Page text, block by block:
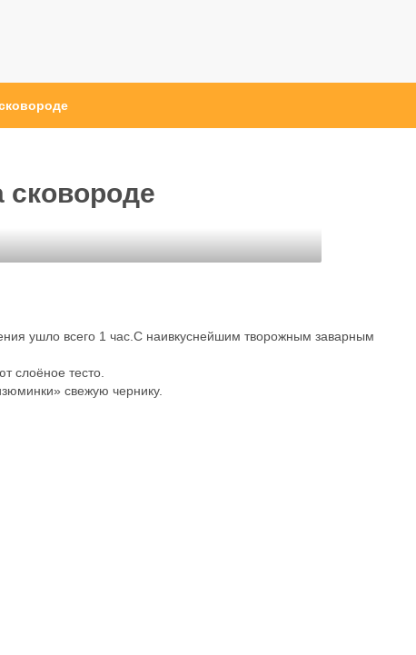
сковороде
ушло всего 1 час.С наивкуснейшим творожным заварным
слоёное тесто.
свежую чернику.